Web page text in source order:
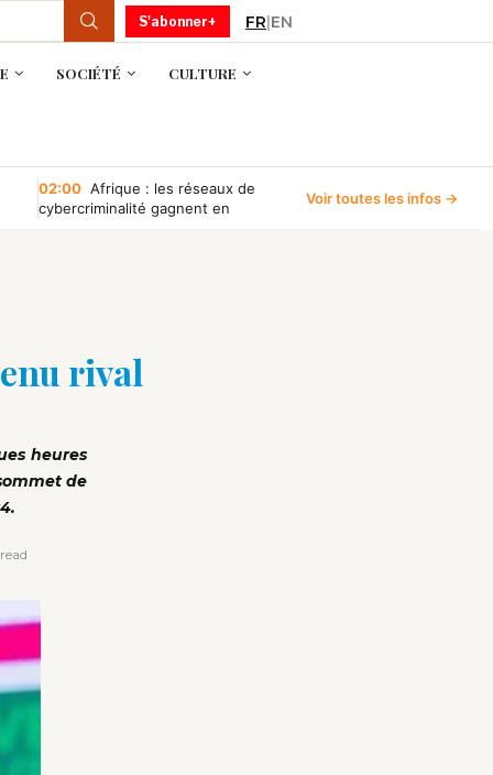
S'abonner+ FR|EN
SOCIÉTÉ CULTURE
02:00 Afrique : les réseaux de
cybercriminalité gagnent en
Voir toutes les infos →
rival
heures
de